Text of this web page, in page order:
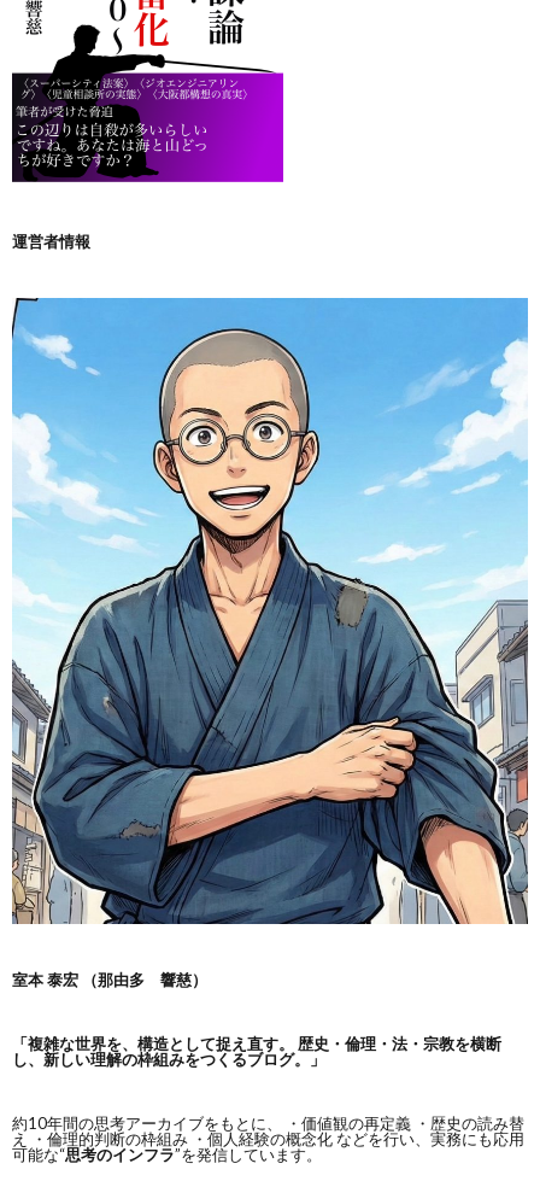
運営者情報
室本 泰宏 （那由多 響慈）
「複雑な世界を、構造として捉え直す。
歴史・倫理・法・宗教を横断
し、新しい理解の枠組みをつくるブログ。」
約10年間の思考アーカイブをもとに、 ・価値観の再定義 ・歴史の読み替
え ・倫理的判断の枠組み ・個人経験の概念化 などを行い、実務にも応用
可能な“思考のインフラ”を発信しています。